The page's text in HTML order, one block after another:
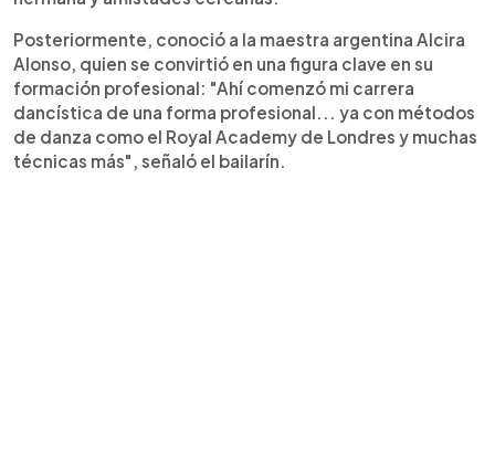
Posteriormente, conoció a la maestra argentina Alcira
Alonso, quien se convirtió en una figura clave en su
formación profesional: "Ahí comenzó mi carrera
dancística de una forma profesional... ya con métodos
de danza como el Royal Academy de Londres y muchas
técnicas más", señaló el bailarín.